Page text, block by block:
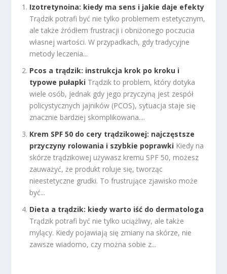
Izotretynoina: kiedy ma sens i jakie daje efekty
Trądzik potrafi być nie tylko problemem estetycznym,
ale także źródłem frustracji i obniżonego poczucia
własnej wartości. W przypadkach, gdy tradycyjne
metody leczenia...
Pcos a trądzik: instrukcja krok po kroku i
typowe pułapki Trądzik to problem, który dotyka
wiele osób, jednak gdy jego przyczyną jest zespół
policystycznych jajników (PCOS), sytuacja staje się
znacznie bardziej skomplikowana....
Krem SPF 50 do cery trądzikowej: najczęstsze
przyczyny rolowania i szybkie poprawki Kiedy na
skórze trądzikowej używasz kremu SPF 50, możesz
zauważyć, że produkt roluje się, tworząc
nieestetyczne grudki. To frustrujące zjawisko może
być...
Dieta a trądzik: kiedy warto iść do dermatologa
Trądzik potrafi być nie tylko uciążliwy, ale także
mylący. Kiedy pojawiają się zmiany na skórze, nie
zawsze wiadomo, czy można sobie z...